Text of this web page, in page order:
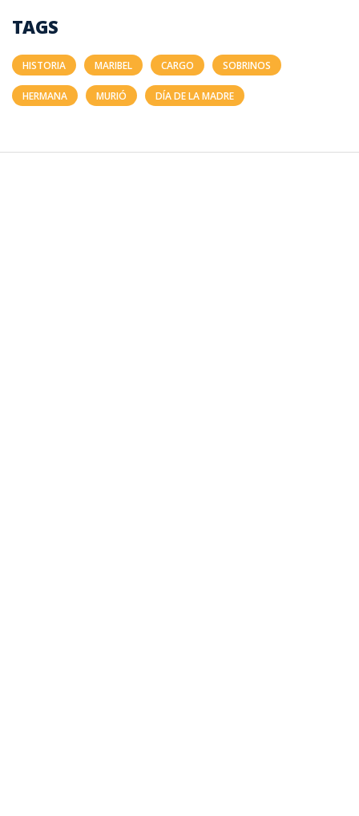
TAGS
HISTORIA MARIBEL CARGO SOBRINOS
HERMANA MURIÓ DÍA DE LA MADRE